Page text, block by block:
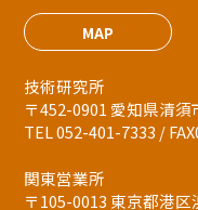
MAP
技術研究所
〒452-0901 愛知県清
TEL 052-401-7333 /
関東営業所
〒105-0013 東京都港